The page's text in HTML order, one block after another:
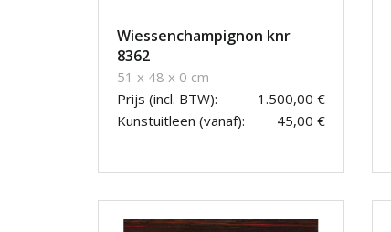
Wiessenchampignon knr
8362
51 x 48 x 0 cm
Prijs (incl. BTW):
1.500,00 €
Kunstuitleen (vanaf):
45,00 €